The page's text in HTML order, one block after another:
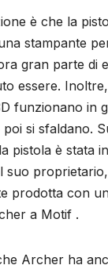
è che la
stampante
gran parte di
essere.
funzionano in
si sfaldano.
pistola è stata
suo
prodotta con
a Motif .
Archer ha